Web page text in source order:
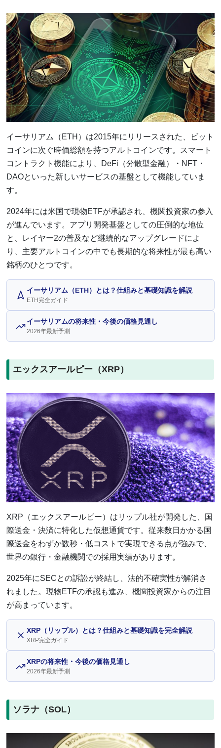
イーサリアム（ETH）は2015年にリリースされた、ビット
コインに次ぐ時価総額を持つアルトコインです。スマート
コントラクト機能により、DeFi（分散型金融）・NFT・
DAOといった新しいサービスの基盤として機能していま
す。
2024年には米国で現物ETFが承認され、機関投資家の参入
が進んでいます。アプリ開発基盤としての圧倒的な地位
と、レイヤー2の普及など継続的なアップグレードによ
り、主要アルトコインの中でも長期的な将来性が最も高い
銘柄のひとつです。
イーサリアム（ETH）とは？仕組みと基礎知識を解説
ETH完全ガイド
イーサリアムの将来性・今後の価格見通し
2026年最新予測
エックスアールピー（XRP）
XRP（エックスアールピー）はリップル社が開発した、国
際送金・決済に特化した仮想通貨です。従来数日かかる国
際送金をわずか数秒・低コストで実現できる点が強みで、
世界の銀行・金融機関での採用実績があります。
2025年にSECとの訴訟が終結し、法的不確実性が解消さ
れました。現物ETFの承認も進み、機関投資家からの注目
が高まっています。
XRP（リップル）とは？仕組みと基礎知識を完全解説
XRP完全ガイド
XRPの将来性・今後の価格見通し
2026年最新予測
ソラナ（SOL）